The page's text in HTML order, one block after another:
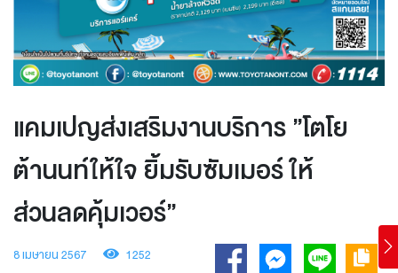
แคมเปญส่งเสริมงานบริการ ”โตโย
ต้านนท์ให้ใจ ยิ้มรับซัมเมอร์ ให้
ส่วนลดคุ้มเวอร์”
8 เมษายน 2567 1252